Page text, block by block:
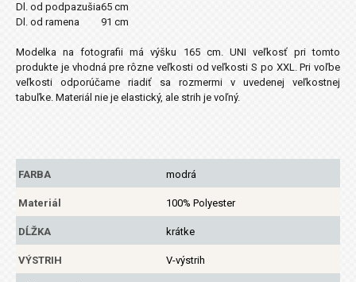
Dl. od podpazušia65 cm
Dl. od ramena
91 cm
Modelka na fotografii má výšku 165 cm. UNI veľkosť pri tomto
produkte je vhodná pre rôzne veľkosti od veľkosti S po XXL. Pri voľbe
veľkosti odporúčame riadiť sa rozmermi v uvedenej veľkostnej
tabuľke. Materiál nie je elastický, ale strih je voľný.
FARBA modrá
Materiál 100% Polyester
DĹŽKA krátke
VÝSTRIH V-výstrih